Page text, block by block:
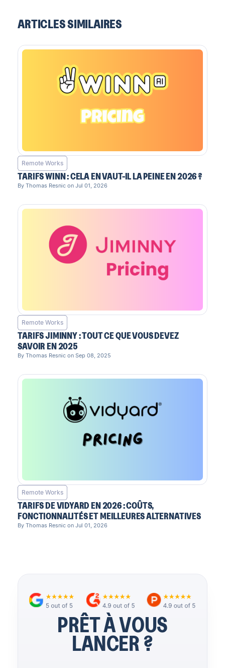
ARTICLES SIMILAIRES
Remote Works
TARIFS WINN : CELA EN VAUT-IL LA PEINE EN 2026 ?
By Thomas Resnic on Jul 01, 2026
Remote Works
TARIFS JIMINNY : TOUT CE QUE VOUS DEVEZ
SAVOIR EN 2025
By Thomas Resnic on Sep 08, 2025
Remote Works
TARIFS DE VIDYARD EN 2026 : COÛTS,
FONCTIONNALITÉS ET MEILLEURES ALTERNATIVES
By Thomas Resnic on Jul 01, 2026
PRÊT À VOUS
LANCER ?